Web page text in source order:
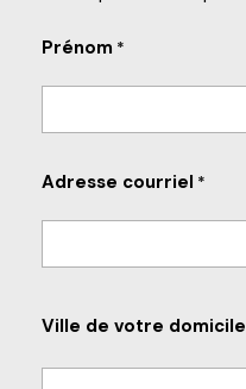
Prénom *
Adresse courriel *
Ville de votre domicile